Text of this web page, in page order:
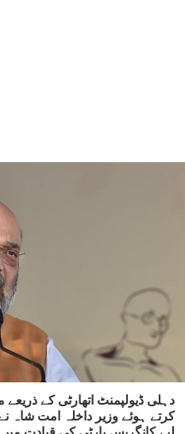
دہلی ڈیولپمنٹ اتھارٹی کے
کرتے ہوئے وزیر داخلہ امت شاہ